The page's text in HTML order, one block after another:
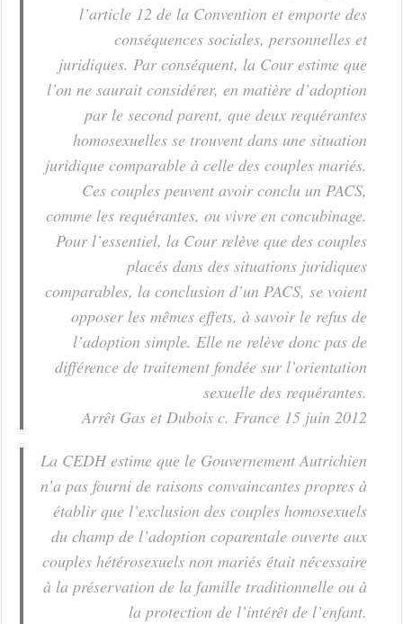
l’article 12 de la Convention et emporte des
conséquences sociales, personnelles et
juridiques. Par conséquent, la Cour estime que
l’on ne saurait considérer, en matière d’adoption
par le second parent, que deux requérantes
homosexuelles se trouvent dans une situation
juridique comparable à celle des couples mariés.
Ces couples peuvent avoir conclu un PACS,
comme les requérantes, ou vivre en concubinage.
Pour l’essentiel, la Cour relève que des couples
placés dans des situations juridiques
comparables, la conclusion d’un PACS, se voient
opposer les mêmes effets, à savoir le refus de
l’adoption simple. Elle ne relève donc pas de
différence de traitement fondée sur l’orientation
sexuelle des requérantes.
Arrêt Gas et Dubois c. France 15 juin 2012
La CEDH estime que le Gouvernement Autrichien
n’a pas fourni de raisons convaincantes propres à
établir que l’exclusion des couples homosexuels
du champ de l’adoption coparentale ouverte aux
couples hétérosexuels non mariés était nécessaire
à la préservation de la famille traditionnelle ou à
la protection de l’intérêt de l’enfant.